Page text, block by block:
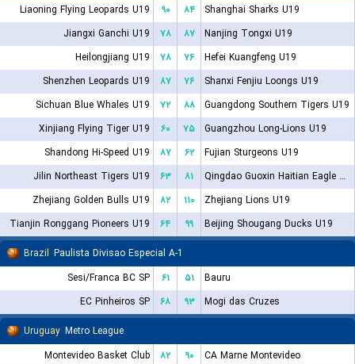
Liaoning Flying Leopards U19
۹۰ ۸۴
Shanghai Sharks U19
Jiangxi Ganchi U19
۷۸ ۸۷
Nanjing Tongxi U19
Heilongjiang U19
۷۸ ۷۶
Hefei Kuangfeng U19
Shenzhen Leopards U19
۸۷ ۷۶
Shanxi Fenjiu Loongs U19
Sichuan Blue Whales U19
۷۲ ۸۸
Guangdong Southern Tigers U19
Xinjiang Flying Tiger U19
۶۰ ۷۵
Guangzhou Long-Lions U19
Shandong Hi-Speed U19
۸۷ ۶۲
Fujian Sturgeons U19
Jilin Northeast Tigers U19
۶۳ ۸۱
Qingdao Guoxin Haitian Eagle U19
Zhejiang Golden Bulls U19
۸۲ ۱۱۰
Zhejiang Lions U19
Tianjin Ronggang Pioneers U19
۶۴ ۹۹
Beijing Shougang Ducks U19
Brazil Paulista Divisao Especial A-1
Sesi/Franca BC SP
۶۱ ۵۱
Bauru
EC Pinheiros SP
۶۸ ۹۳
Mogi das Cruzes
Uruguay Metro League
Montevideo Basket Club
۸۲ ۹۰
CA Marne Montevideo